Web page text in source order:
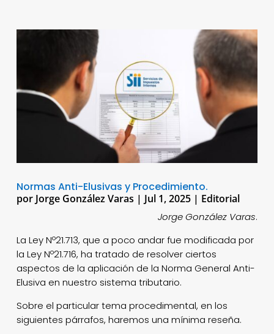
Normas Anti-Elusivas y Procedimiento.
por Jorge González Varas | Jul 1, 2025| Editorial
Jorge González Varas.
La Ley Nº21.713, que a poco andar fue modificada por
la Ley Nº21.716, ha tratado de resolver ciertos
aspectos de la aplicación de la Norma General Anti-
Elusiva en nuestro sistema tributario.
Sobre el particular tema procedimental, en los
siguientes párrafos, haremos una mínima reseña.